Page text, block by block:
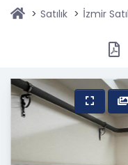
Satılık İzmir